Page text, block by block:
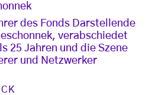
des Fonds Darstellende
verabschiedet
25 Jahren und die Szene
und Netzwerker